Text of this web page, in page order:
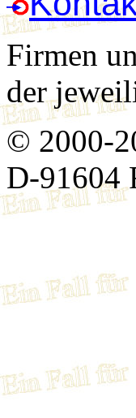
Firmen
der
© 2000-
D-91604